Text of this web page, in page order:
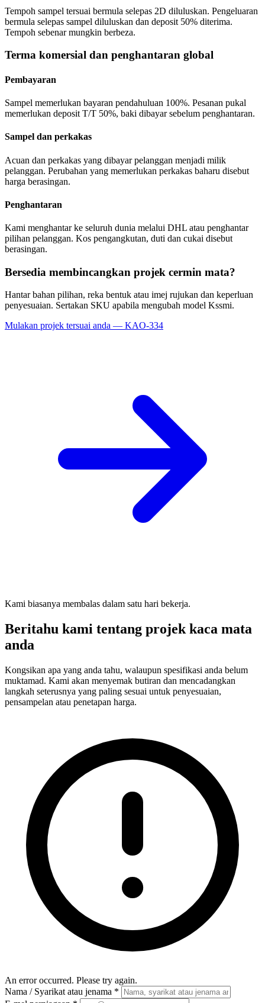
Tempoh sampel tersuai bermula selepas 2D diluluskan. Pengeluaran
bermula selepas sampel diluluskan dan deposit 50% diterima.
Tempoh sebenar mungkin berbeza.
Terma komersial dan penghantaran global
Pembayaran
Sampel memerlukan bayaran pendahuluan 100%. Pesanan pukal
memerlukan deposit T/T 50%, baki dibayar sebelum penghantaran.
Sampel dan perkakas
Acuan dan perkakas yang dibayar pelanggan menjadi milik
pelanggan. Perubahan yang memerlukan perkakas baharu disebut
harga berasingan.
Penghantaran
Kami menghantar ke seluruh dunia melalui DHL atau penghantar
pilihan pelanggan. Kos pengangkutan, duti dan cukai disebut
berasingan.
Bersedia membincangkan projek cermin mata?
Hantar bahan pilihan, reka bentuk atau imej rujukan dan keperluan
penyesuaian. Sertakan SKU apabila mengubah model Kssmi.
Mulakan projek tersuai anda — KAO-334
Kami biasanya membalas dalam satu hari bekerja.
Beritahu kami tentang projek kaca mata
anda
Kongsikan apa yang anda tahu, walaupun spesifikasi anda belum
muktamad. Kami akan menyemak butiran dan mencadangkan
langkah seterusnya yang paling sesuai untuk penyesuaian,
pensampelan atau penetapan harga.
An error occurred. Please try again.
Nama / Syarikat atau jenama *